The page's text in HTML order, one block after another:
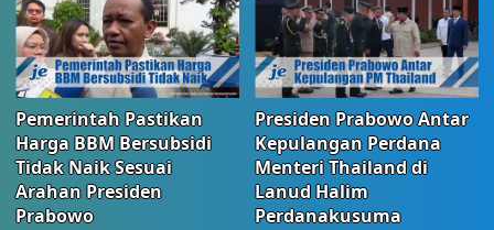
Pemerintah Pastikan
Harga BBM Bersubsidi
Tidak Naik Sesuai
Arahan Presiden
Prabowo
Presiden Prabowo Antar
Kepulangan Perdana
Menteri Thailand di
Lanud Halim
Perdanakusuma